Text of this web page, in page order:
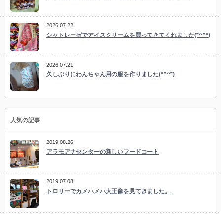
2026.07.22
シャトレーゼでアイスクリームを買ってきてくれました(*^^*)
2026.07.21
久しぶりにわんちゃん用の服を作りました(*^^*)
人気の記事
2019.08.26
アラモアナセンターの新しいフードコート
2019.07.08
トロリーでカメハメハ大王像を見てきました。